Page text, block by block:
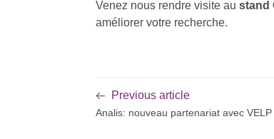
Venez nous rendre visite austand
améliorer votre recherche.
Previous article
Analis: nouveau partenariat avec VELP